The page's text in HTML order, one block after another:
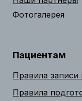
Фотогалерея
Пациентам
Правила
Правила